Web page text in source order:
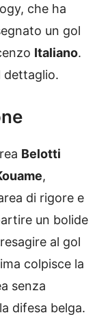
che ha
un gol
Italiano.
dettaglio.
Belotti
,
di rigore e
un bolide
al gol
colpisce la
senza
difesa belga.